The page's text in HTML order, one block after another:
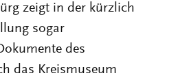
zeigt in der kürzlich
sogar
des
das Kreismuseum